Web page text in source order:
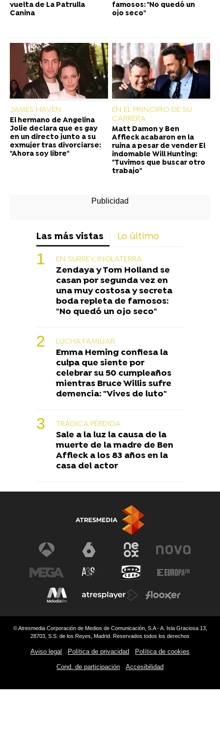
vuelta de La Patrulla
Canina
famosos: "No quedó un
ojo seco"
JAMES HAVEN
El hermano de Angelina
Jolie declara que es gay
en un directo junto a su
exmujer tras divorciarse:
"Ahora soy libre"
EN EL PRINCIPIO DE SU
CARRERA
Matt Damon y Ben
Affleck acabaron en la
ruina a pesar de vender El
indomable Will Hunting:
"Tuvimos que buscar otro
trabajo"
Las más vistas Lo último
EN SURREY, INGLATERRA
Zendaya y Tom Holland se
casan por segunda vez en
una muy costosa y secreta
boda repleta de famosos:
"No quedó un ojo seco"
LUCHA FAMILIAR
Emma Heming confiesa la
culpa que siente por
celebrar su 50 cumpleaños
mientras Bruce Willis sufre
demencia: "Vives de luto"
TRÁGICA PÉRDIDA
Sale a la luz la causa de la
muerte de la madre de Ben
Affleck a los 83 años en la
casa del actor
© Atresmedia Corporación de Medios de Comunicación, S.A - A. Isla Graciosa 13,
28703, S.S. de los Reyes, Madrid. Reservados todos los derechos
Aviso legal Política de privacidad Política de cookies
Cond. de participación Accesibilidad